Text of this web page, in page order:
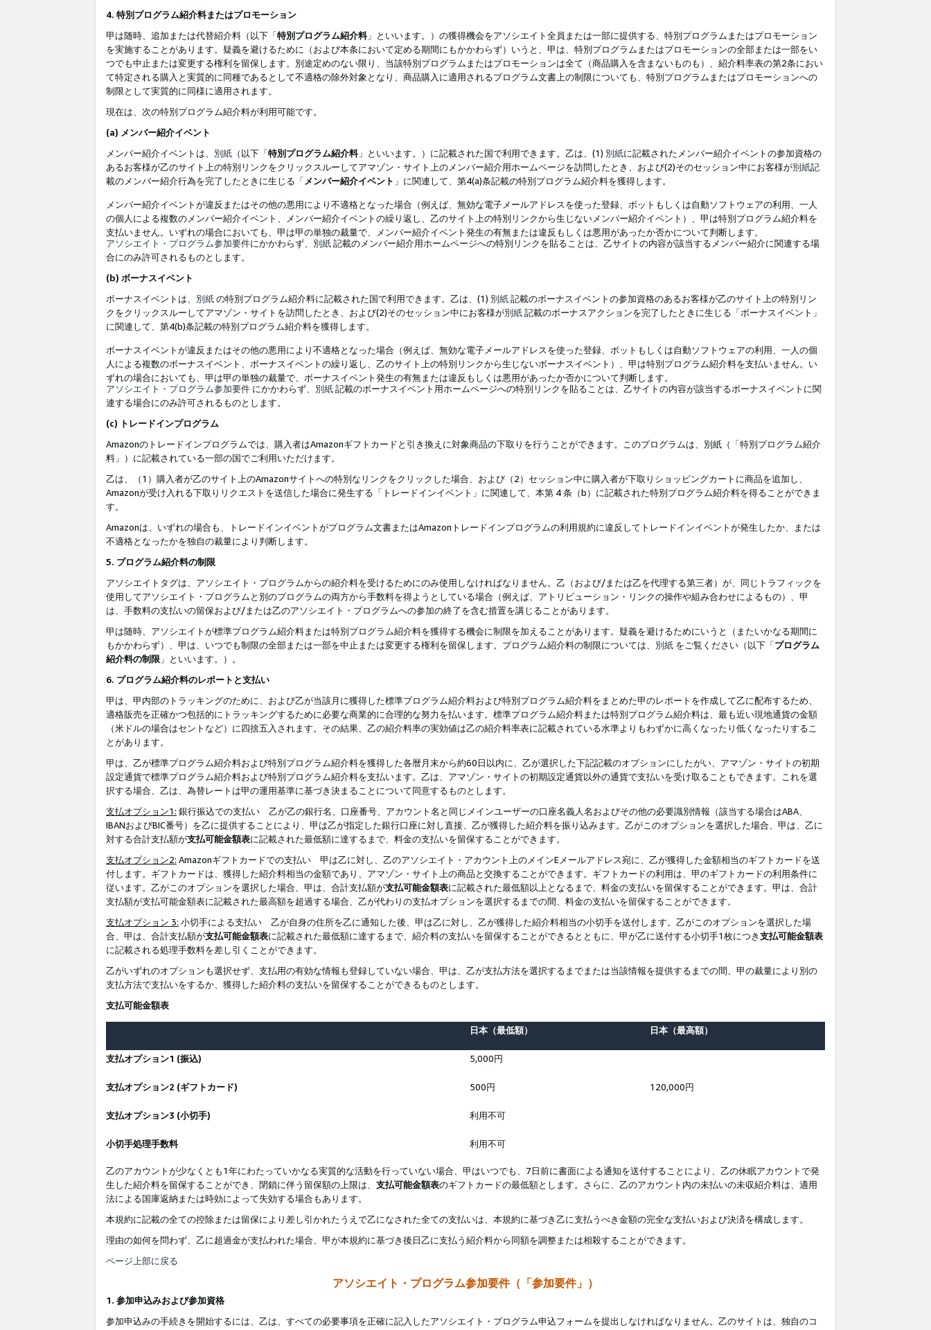
4. 特別プログラム紹介料またはプロモーション
甲は随時、追加または代替紹介料（以下「特別プログラム紹介料」といいます。）の獲得機会をアソシエイト全員または一部に提供する、特別プログラムまたはプロモーション
を実施することがあります。疑義を避けるために（および本条において定める期間にもかかわらず）いうと、甲は、特別プログラムまたはプロモーションの全部または一部をい
つでも中止または変更する権利を留保します。別途定めのない限り、当該特別プログラムまたはプロモーションは全て（商品購入を含まないものも）、紹介料率表の第2条におい
て特定される購入と実質的に同種であるとして不適格の除外対象となり、商品購入に適用されるプログラム文書上の制限についても、特別プログラムまたはプロモーションへの
制限として実質的に同様に適用されます。
現在は、次の特別プログラム紹介料が利用可能です。
(a) メンバー紹介イベント
メンバー紹介イベントは、 別紙 （以下「特別プログラム紹介料」といいます。）に記載された国で利用できます。乙は、(1) 別紙に記載されたメンバー紹介イベントの参加資格の
あるお客様が乙のサイト上の特別リンクをクリックスルーしてアマゾン・サイト上のメンバー紹介用ホームページを訪問したとき、および(2)そのセッション中にお客様が別紙記
載のメンバー紹介行為を完了したときに生じる「 メンバー紹介イベント 」に関連して、第4(a)条記載の特別プログラム紹介料を獲得します。
メンバー紹介イベントが違反またはその他の悪用により不適格となった場合（例えば、無効な電子メールアドレスを使った登録、ボットもしくは自動ソフトウェアの利用、一人
の個人による複数のメンバー紹介イベント、メンバー紹介イベントの繰り返し、乙のサイト上の特別リンクから生じないメンバー紹介イベント）、甲は特別プログラム紹介料を
支払いません。いずれの場合においても、甲は甲の単独の裁量で、メンバー紹介イベント発生の有無または違反もしくは悪用があったか否かについて判断します。
アソシエイト・プログラム参加要件にかかわらず、 別紙記載のメンバー紹介用ホームページへの特別リンクを貼ることは、乙サイトの内容が該当するメンバー紹介に関連する場
合にのみ許可されるものとします。
(b) ボーナスイベント
ボーナスイベントは、 別紙の特別プログラム紹介料に記載された国で利用できます。乙は、(1) 別紙記載のボーナスイベントの参加資格のあるお客様が乙のサイト上の特別リン
クをクリックスルーしてアマゾン・サイトを訪問したとき、および(2)そのセッション中にお客様が別紙記載のボーナスアクションを完了したときに生じる「ボーナスイベント」
に関連して、第4(b)条記載の特別プログラム紹介料を獲得します。
ボーナスイベントが違反またはその他の悪用により不適格となった場合（例えば、無効な電子メールアドレスを使った登録、ボットもしくは自動ソフトウェアの利用、一人の個
人による複数のボーナスイベント、ボーナスイベントの繰り返し、乙のサイト上の特別リンクから生じないボーナスイベント）、甲は特別プログラム紹介料を支払いません。い
ずれの場合においても、甲は甲の単独の裁量で、ボーナスイベント発生の有無または違反もしくは悪用があったか否かについて判断します。
アソシエイト・プログラム参加要件 にかかわらず、 別紙記載のボーナスイベント用ホームページへの特別リンクを貼ることは、乙サイトの内容が該当するボーナスイベントに関
連する場合にのみ許可されるものとします。
(c) トレードインプログラム
Amazonのトレードインプログラムでは、購入者はAmazonギフトカードと引き換えに対象商品の下取りを行うことができます。このプログラムは、別紙（「特別プログラム紹介
料」）に記載されている一部の国でご利用いただけます。
乙は、（1）購入者が乙のサイト上のAmazonサイトへの特別なリンクをクリックした場合、および（2）セッション中に購入者が下取りショッピングカートに商品を追加し、
Amazonが受け入れる下取りリクエストを送信した場合に発生する「トレードインイベント」に関連して、本第 4 条（b）に記載された特別プログラム紹介料を得ることができま
す。
Amazonは、いずれの場合も、トレードインイベントがプログラム文書またはAmazonトレードインプログラムの利用規約に違反してトレードインイベントが発生したか、または
不適格となったかを独自の裁量により判断します。
5. プログラム紹介料の制限
アソシエイトタグは、アソシエイト・プログラムからの紹介料を受けるためにのみ使用しなければなりません。乙（および/または乙を代理する第三者）が、同じトラフィックを
使用してアソシエイト・プログラムと別のプログラムの両方から手数料を得ようとしている場合（例えば、アトリビューション・リンクの操作や組み合わせによるもの）、甲
は、手数料の支払いの留保および/または乙のアソシエイト・プログラムへの参加の終了を含む措置を講じることがあります。
甲は随時、アソシエイトが標準プログラム紹介料または特別プログラム紹介料を獲得する機会に制限を加えることがあります。疑義を避けるためにいうと（またいかなる期間に
もかかわらず）、甲は、いつでも制限の全部または一部を中止または変更する権利を留保します。プログラム紹介料の制限については、 別紙 をご覧ください（以下「プログラム
紹介料の制限 」といいます。）。
6. プログラム紹介料のレポートと支払い
甲は、甲内部のトラッキングのために、および乙が当該月に獲得した標準プログラム紹介料および特別プログラム紹介料をまとめた甲のレポートを作成して乙に配布するため、
適格販売を正確かつ包括的にトラッキングするために必要な商業的に合理的な努力を払います。標準プログラム紹介料または特別プログラム紹介料は、最も近い現地通貨の金額
（米ドルの場合はセントなど）に四捨五入されます。その結果、乙の紹介料率の実効値は乙の紹介料率表に記載されている水準よりもわずかに高くなったり低くなったりするこ
とがあります。
甲は、乙が標準プログラム紹介料および特別プログラム紹介料を獲得した各暦月末から約60日以内に、乙が選択した下記記載のオプションにしたがい、アマゾン・サイトの初期
設定通貨で標準プログラム紹介料および特別プログラム紹介料を支払います。乙は、アマゾン・サイトの初期設定通貨以外の通貨で支払いを受け取ることもできます。これを選
択する場合、乙は、為替レートは甲の運用基準に基づき決まることについて同意するものとします。
支払オプション1: 銀行振込での支払い 乙が乙の銀行名、口座番号、アカウント名と同じメインユーザーの口座名義人名およびその他の必要識別情報（該当する場合はABA、
IBANおよびBIC番号）を乙に提供することにより、甲は乙が指定した銀行口座に対し直接、乙が獲得した紹介料を振り込みます。乙がこのオプションを選択した場合、甲は、乙に
対する合計支払額が支払可能金額表に記載された最低額に達するまで、料金の支払いを留保することができます。
支払オプション2: Amazonギフトカードでの支払い 甲は乙に対し、乙のアソシエイト・アカウント上のメインEメールアドレス宛に、乙が獲得した金額相当のギフトカードを送
付します。ギフトカードは、獲得した紹介料相当の金額であり、アマゾン・サイト上の商品と交換することができます。ギフトカードの利用は、甲のギフトカードの利用条件に
従います。乙がこのオプションを選択した場合、甲は、合計支払額が支払可能金額表に記載された最低額以上となるまで、料金の支払いを留保することができます。甲は、合計
支払額が支払可能金額表に記載された最高額を超過する場合、乙が代わりの支払オプションを選択するまでの間、料金の支払いを留保することができます。
支払オプション 3: 小切手による支払い 乙が自身の住所を乙に通知した後、甲は乙に対し、乙が獲得した紹介料相当の小切手を送付します。乙がこのオプションを選択した場
合、甲は、合計支払額が支払可能金額表に記載された最低額に達するまで、紹介料の支払いを留保することができるとともに、甲が乙に送付する小切手1枚につき支払可能金額表
に記載される処理手数料を差し引くことができます。
乙がいずれのオプションも選択せず、支払用の有効な情報も登録していない場合、甲は、乙が支払方法を選択するまでまたは当該情報を提供するまでの間、甲の裁量により別の
支払方法で支払いをするか、獲得した紹介料の支払いを留保することができるものとします。
支払可能金額表
日本（最低額） 日本（最高額）
支払オプション1 (振込) 5,000円
支払オプション2 (ギフトカード) 500円 120,000円
支払オプション3 (小切手) 利用不可
小切手処理手数料 利用不可
乙のアカウントが少なくとも1年にわたっていかなる実質的な活動を行っていない場合、甲はいつでも、7日前に書面による通知を送付することにより、乙の休眠アカウントで発
生した紹介料を留保することができ、閉鎖に伴う留保額の上限は、 支払可能金額表のギフトカードの最低額とします。さらに、乙のアカウント内の未払いの未収紹介料は、適用
法による国庫返納または時効によって失効する場合もあります。
本規約に記載の全ての控除または留保により差し引かれたうえで乙になされた全ての支払いは、本規約に基づき乙に支払うべき金額の完全な支払いおよび決済を構成します。
理由の如何を問わず、乙に超過金が支払われた場合、甲が本規約に基づき後日乙に支払う紹介料から同額を調整または相殺することができます。
ページ上部に戻る
アソシエイト・プログラム参加要件（「参加要件」）
1. 参加申込みおよび参加資格
参加申込みの手続きを開始するには、乙は、すべての必要事項を正確に記入したアソシエイト・プログラム申込フォームを提出しなければなりません。乙のサイトは、独自のコ